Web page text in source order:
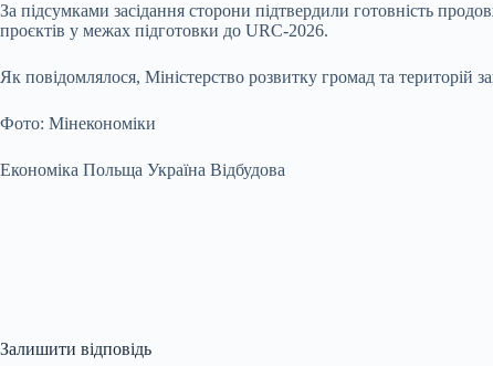
За підсумками засідання сторони підтвердили готовність
проєктів у межах підготовки до URC-2026.
Як повідомлялося, Міністерство розвитку громад та територій
Фото: Мінекономіки
Економіка Польща Україна Відбудова
Залишити відповідь